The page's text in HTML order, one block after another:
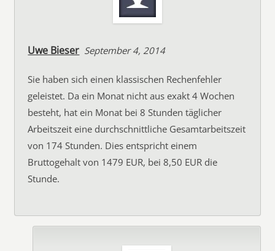
Uwe Bieser September 4, 2014
Sie haben sich einen klassischen Rechenfehler
geleistet. Da ein Monat nicht aus exakt 4 Wochen
besteht, hat ein Monat bei 8 Stunden täglicher
Arbeitszeit eine durchschnittliche Gesamtarbeitszeit
von 174 Stunden. Dies entspricht einem
Bruttogehalt von 1479 EUR, bei 8,50 EUR die
Stunde.